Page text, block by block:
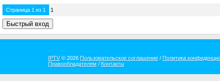
Страница 1 из 1 1
IPTV© 2026 Пользовательское соглашение / Политика
Правообладателям / Контакты